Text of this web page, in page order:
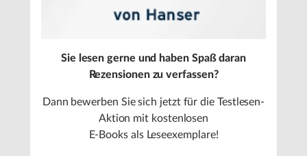
Sie lesen gerne und haben Spaß daran
Rezensionen zu verfassen?
Dann bewerben Sie sich jetzt für die Testlesen-
Aktion mit kostenlosen
E-Books als Leseexemplare!